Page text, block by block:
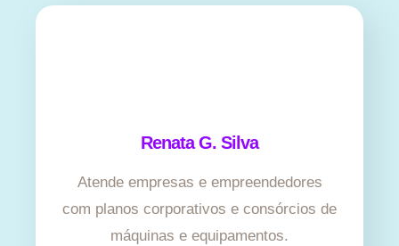
Renata G. Silva
Atende empresas e empreendedores
com planos corporativos e consórcios de
máquinas e equipamentos.